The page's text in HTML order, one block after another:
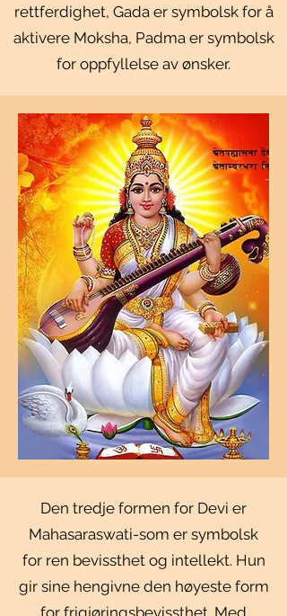
rettferdighet, Gada er symbolsk for å
aktivere Moksha, Padma er symbolsk
for oppfyllelse av ønsker.
Den tredje formen for Devi er
Mahasaraswati-som er symbolsk
for ren bevissthet og intellekt. Hun
gir sine hengivne den høyeste form
for frigjøringsbevissthet. Med